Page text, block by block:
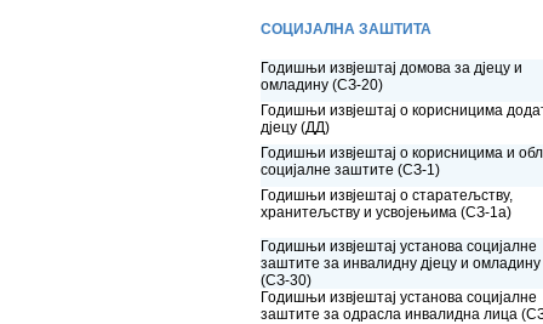
СОЦИЈАЛНА ЗАШТИТА
Годишњи извјештај домова за дјецу и
омладину (СЗ-20)
Годишњи извјештај о корисницима
дјецу (ДД)
Годишњи извјештај о корисницима и
социјалне заштите (СЗ-1)
Годишњи извјештај о старатељству,
хранитељству и усвојењима (СЗ-1а)
Годишњи извјештај установа социјалне
заштите за инвалидну дјецу и омладину
(СЗ-30)
Годишњи извјештај установа социјалне
заштите за одрасла инвалидна лица